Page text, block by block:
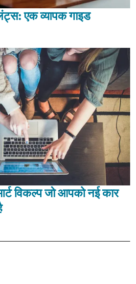
एक व्यापक गाइड
विकल्प जो आपको नई कार